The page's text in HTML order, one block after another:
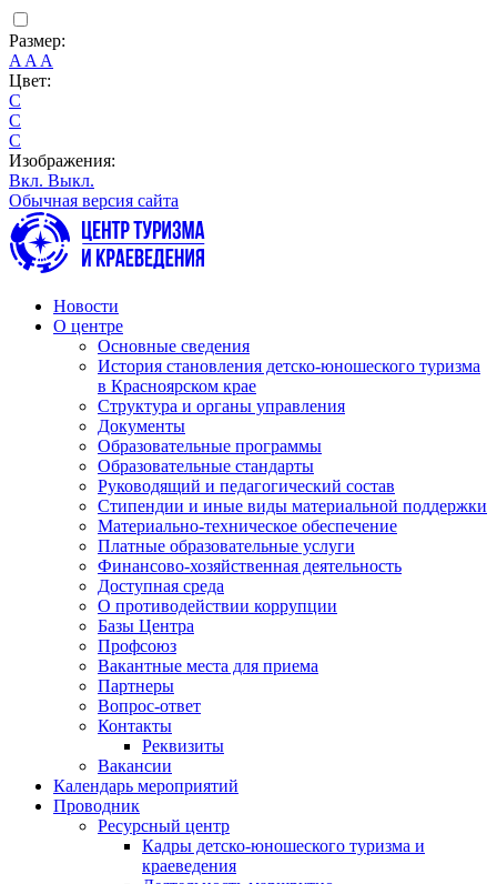
Размер:
A A A
Цвет:
C
C
C
Изображения:
Вкл. Выкл.
Обычная версия сайта
Новости
О центре
Основные сведения
История становления детско-юношеского туризма
в Красноярском крае
Структура и органы управления
Документы
Образовательные программы
Образовательные стандарты
Руководящий и педагогический состав
Стипендии и иные виды материальной поддержки
Материально-техническое обеспечение
Платные образовательные услуги
Финансово-хозяйственная деятельность
Доступная среда
О противодействии коррупции
Базы Центра
Профсоюз
Вакантные места для приема
Партнеры
Вопрос-ответ
Контакты
Реквизиты
Вакансии
Календарь мероприятий
Проводник
Ресурсный центр
Кадры детско-юношеского туризма и
краеведения